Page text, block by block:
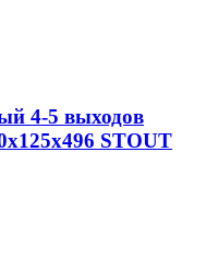
4-5 выходов
STOUT